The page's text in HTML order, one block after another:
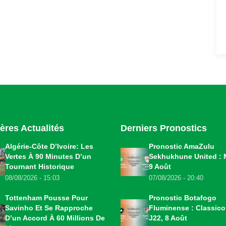
Actualités
Algérie-Côte D’Ivoire: Les
Vertes À 90 Minutes D’un
Tournant Historique
08/08/2026 - 15:03
Tottenham Pousse Pour
Savinho Et Se Rapproche
D’un Accord À 60 Millions De
Derniers Pronostics
Pronostic AmaZulu
Sekhukhune United :
9 Août
07/08/2026 - 20:40
Pronostic Botafogo
Fluminense :
J22, 8 Août